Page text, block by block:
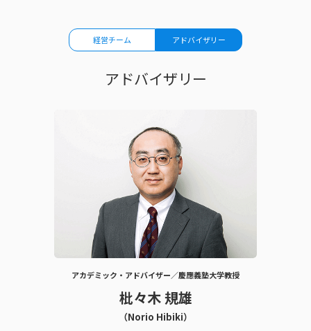
経営チーム アドバイザリー
アドバイザリー
アカデミック・アドバイザー／慶應義塾大学教授
枇々木 規雄
（Norio Hibiki）